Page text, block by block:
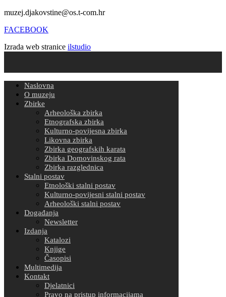
muzej.djakovstine@os.t-com.hr
FACEBOOK
Izrada web stranice ilstudio
Naslovna
O muzeju
Zbirke
Arheološka zbirka
Etnografska zbirka
Kulturno-povijesna zbirka
Likovna zbirka
Zbirka geografskih karata
Zbirka Domovinskog rata
Zbirka razglednica
Stalni postav
Etnološki stalni postav
Kulturno-povijesni stalni postav
Arheološki stalni postav
Događanja
Newsletter
Izdanja
Katalozi
Knjige
Časopisi
Multimedija
Kontakt
Djelatnici
Pravo na pristup informacijama